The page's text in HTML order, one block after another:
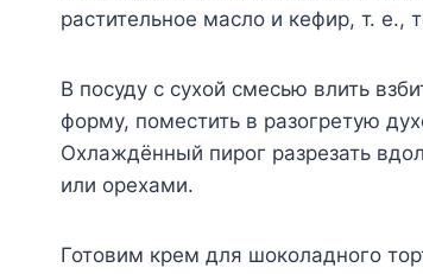
растительное масло и кефир, т. е.,
В посуду с сухой смесью влить
форму, поместить в разогретую
Охлаждённый пирог разрезать
или орехами.
Готовим крем для шоколадного